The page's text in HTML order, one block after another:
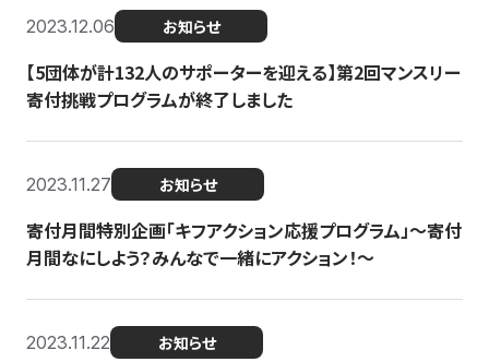
2023.12.06 お知らせ
【5団体が計132人のサポーターを迎える】第2回マンスリー
寄付挑戦プログラムが終了しました
2023.11.27 お知らせ
寄付月間特別企画「キフアクション応援プログラム」〜寄付
月間なにしよう？みんなで一緒にアクション！〜
2023.11.22 お知らせ